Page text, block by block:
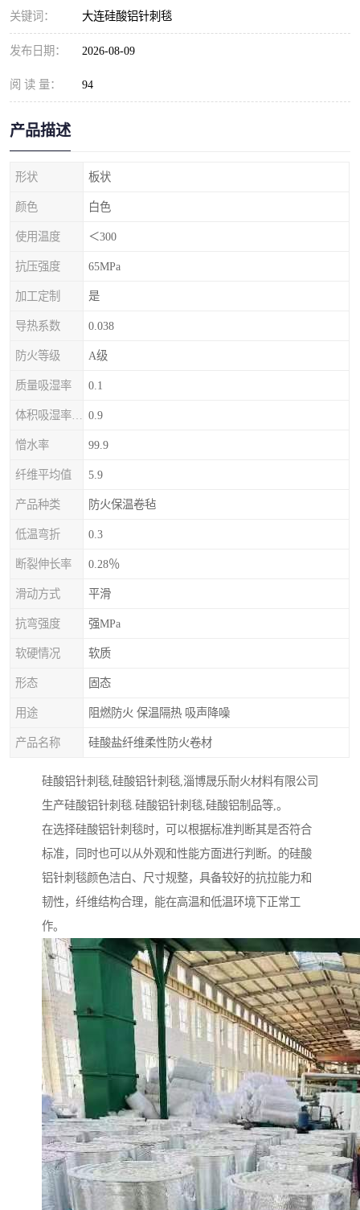
关键词： 大连硅酸铝针刺毯
发布日期： 2026-08-09
阅 读 量： 94
产品描述
形状 板状
颜色 白色
使用温度 ＜300
抗压强度 65MPa
加工定制 是
导热系数 0.038
防火等级 A级
质量吸湿率 0.1
0.9
憎水率 99.9
纤维平均值 5.9
产品种类 防火保温卷毡
低温弯折 0.3
断裂伸长率 0.28％
滑动方式 平滑
抗弯强度 强MPa
软硬情况 软质
形态 固态
用途 阻燃防火 保温隔热 吸声降噪
产品名称 硅酸盐纤维柔性防火卷材
硅酸铝针刺毯,硅酸铝针刺毯,淄博晟乐耐火材料有限公司
生产硅酸铝针刺毯.硅酸铝针刺毯,硅酸铝制品等,。
在选择硅酸铝针刺毯时，可以根据标准判断其是否符合
标准，同时也可以从外观和性能方面进行判断。的硅酸
铝针刺毯颜色洁白、尺寸规整，具备较好的抗拉能力和
韧性，纤维结构合理，能在高温和低温环境下正常工
作。